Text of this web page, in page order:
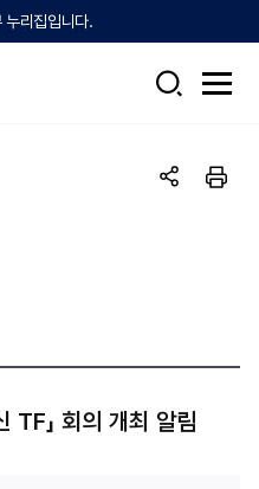
누리집입니다.
검
전
뉴
열
공
인
TF」 회의 개최 알림